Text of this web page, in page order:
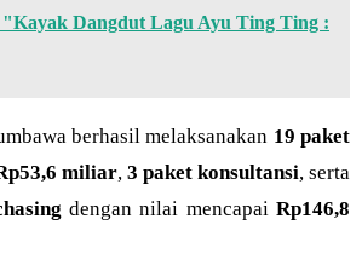
Dangdut Lagu Ayu Ting Ting :
berhasil melaksanakan 19 paket
miliar, 3 paket konsultansi, serta
dengan nilai mencapaiRp146,8